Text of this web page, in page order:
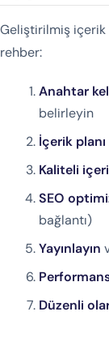
Geliştirilmiş içerik
rehber:
Anahtar
belirleyin
İçerik planı
Kaliteli
SEO
bağlantı)
Yayınlayın
Düzenli